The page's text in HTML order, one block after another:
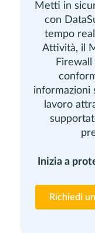
Metti in
con
tempo
Attività, il
Firewall
informazioni
lavoro
Inizia a
Richiedi